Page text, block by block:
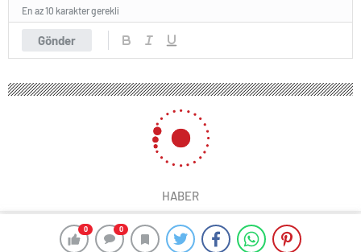
0 0
Gönder
En az 10 karakter gerekli
HABER